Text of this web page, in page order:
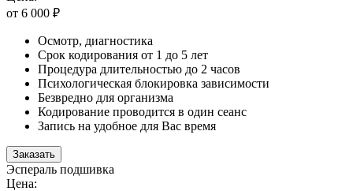
от 6 000 ₽
Осмотр, диагностика
Срок кодирования от 1 до 5 лет
Процедура длительностью до 2 часов
Психологическая блокировка зависимости
Безвредно для организма
Кодирование проводится в один сеанс
Запись на удобное для Вас время
Заказать
Эспераль подшивка
Цена: